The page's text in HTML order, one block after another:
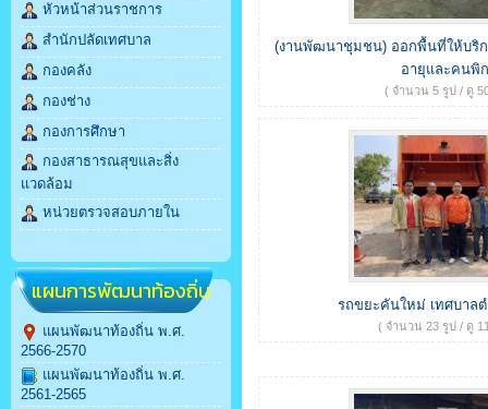
หัวหน้าส่วนราชการ
สำนักปลัดเทศบาล
กองคลัง
กองช่าง
กองการศึกษา
กองสาธารณสุขและสิ่ง
แวดล้อม
หน่วยตรวจสอบภายใน
แผนการพัฒนาท้องถิ่น
แผนพัฒนาท้องถิ่น พ.ศ.
2566-2570
แผนพัฒนาท้องถิ่น พ.ศ.
2561-2565
(งานพัฒนาชุมชน) ออกพื้นที่ให้บริก
อายุและคนพิ
( จำนวน 5 รูป / ดู
รถขยะคันใหม่ เทศบาลต
( จำนวน 23 รูป / ดู